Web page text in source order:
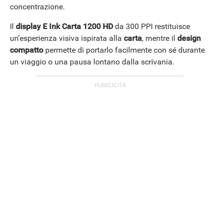
concentrazione.
Il display E Ink Carta 1200 HDda 300 PPI restituisce
un’esperienza visiva ispirata alla carta, mentre il design
compattopermette di portarlo facilmente con sé durante
un viaggio o una pausa lontano dalla scrivania.